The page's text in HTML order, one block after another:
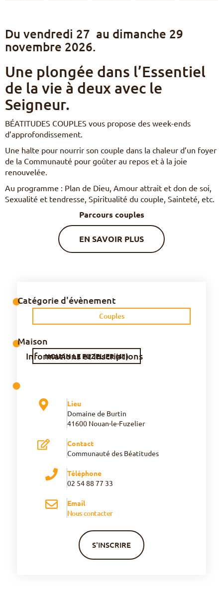
S’engager – missions
Nourrir sa vie spirituelle
Du temps pour Dieu
EN
PL
PT
ES
Du vendredi 27 au dimanche 29
novembre 2026.
Une plongée dans l’Essentiel
de la vie à deux avec le
Seigneur.
BÉATITUDES COUPLES vous propose des week-ends
d’approfondissement.
Une halte pour nourrir son couple dans la chaleur d’un foyer
de la Communauté pour goûter au repos et à la joie
renouvelée.
Au programme : Plan de Dieu, Amour attrait et don de soi,
Sexualité et tendresse, Spiritualité du couple, Sainteté, etc.
Parcours couples
EN SAVOIR PLUS
⬤Catégorie d'évènement
Couples
⬤Maison
NOUAN LE FUZELIER (41)
⬤
Informations et inscriptions
Lieu
Domaine de Burtin
41600 Nouan-le-Fuzelier
Contact
Communauté des Béatitudes
Téléphone
02 54 88 77 33
Email
Nous contacter
S'INSCRIRE